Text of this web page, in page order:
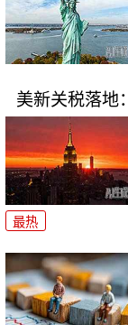
美新关税落地
最热